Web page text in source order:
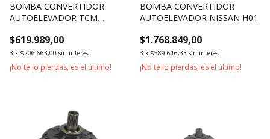
BOMBA CONVERTIDOR
AUTOELEVADOR TCM
$619.989,00
3 x $206.663,00 sin interés
¡No te lo pierdas, es el último!
BOMBA CONVERTIDOR
AUTOELEVADOR NISSAN H01
$1.768.849,00
3 x $589.616,33 sin interés
¡No te lo pierdas, es el último!